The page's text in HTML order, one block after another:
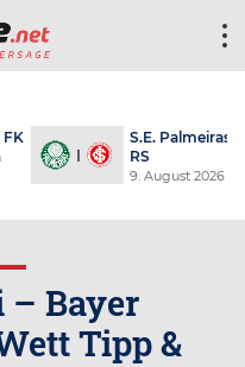
FK
S.E. Palmeiras
RS
9. August 2026
– Bayer
Tipp &